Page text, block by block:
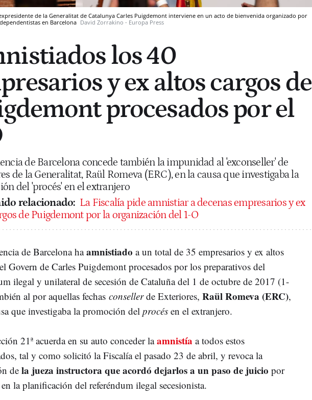
de la Generalitat de Catalunya Carles Puigdemont interviene en un acto de bienvenida organizado por
en Barcelona David Zorrakino - Europa Press
los 40
y ex altos cargos de
procesados por el
de Barcelona concede también la impunidad al 'exconseller' de
de la Generalitat, Raül Romeva (ERC), en la causa que investigaba la
del 'procés' en el extranjero
relacionado: La Fiscalía pide amnistiar a decenas empresarios y ex
de Puigdemont por la organización del 1-O
de Barcelona haamnistiado a un total de 35 empresarios y ex altos
Govern de Carles Puigdemont procesados por los preparativos del
ilegal y unilateral de secesión de Cataluña del 1 de octubre de 2017 (1-
al por aquellas fechas consellerde Exteriores, Raül Romeva (ERC),
que investigaba la promoción del procés en el extranjero.
21ª acuerda en su auto conceder laamnistía a todos estos
tal y como solicitó la Fiscalía el pasado 23 de abril, y revoca la
dela jueza instructora que acordó dejarlos a un paso de juicio por
la planificación del referéndum ilegal secesionista.